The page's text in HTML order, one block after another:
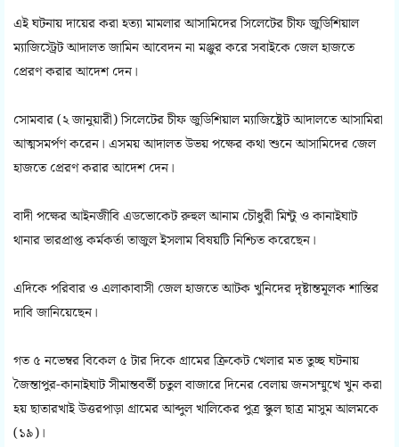
এই ঘটনায় দায়ের করা হত্যা মামলার আসামিদের সিলেটের চীফ জুডিশিয়াল
ম্যাজিস্ট্রেট আদালত জামিন আবেদন না মঞ্জুর করে সবাইকে জেল হাজতে
প্রেরণ করার আদেশ দেন।
সোমবার (২ জানুয়ারী) সিলেটের চীফ জুডিশিয়াল ম্যাজিষ্ট্রেট আদালতে আসামিরা
আত্মসমর্পণ করেন। এসময় আদালত উভয় পক্ষের কথা শুনে আসামিদের জেল
হাজতে প্রেরণ করার আদেশ দেন।
বাদী পক্ষের আইনজীবি এডভোকেট রুহুল আনাম চৌধুরী মিন্টু ও কানাইঘাট
থানার ভারপ্রাপ্ত কর্মকর্তা তাজুল ইসলাম বিষয়টি নিশ্চিত করেছেন।
এদিকে পরিবার ও এলাকাবাসী জেল হাজতে আটক খুনিদের দৃষ্টান্তমূলক শাস্তির
দাবি জানিয়েছেন।
গত ৫ নভেম্বর বিকেল ৫ টার দিকে গ্রামের ক্রিকেট খেলার মত তুচ্ছ ঘটনায়
জৈন্তাপুর-কানাইঘাট সীমান্তবর্তী চতুল বাজারে দিনের বেলায় জনসম্মুখে খুন করা
হয় ছাতারখাই উত্তরপাড়া গ্রামের আব্দুল খালিকের পুত্র স্কুল ছাত্র মাসুম আলমকে
(১৯)।